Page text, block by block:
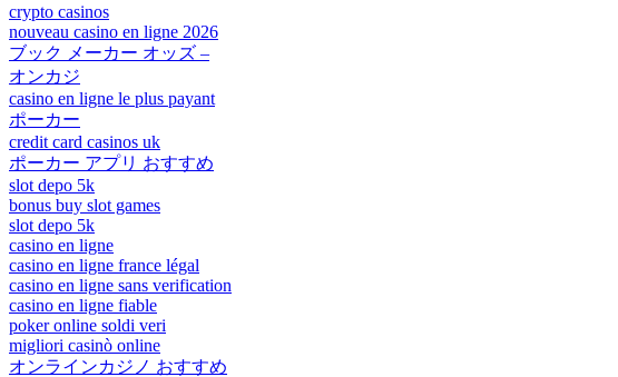
crypto casinos
nouveau casino en ligne 2026
ブック メーカー オッズ –
オンカジ
casino en ligne le plus payant
ポーカー
credit card casinos uk
ポーカー アプリ おすすめ
slot depo 5k
bonus buy slot games
slot depo 5k
casino en ligne
casino en ligne france légal
casino en ligne sans verification
casino en ligne fiable
poker online soldi veri
migliori casinò online
オンラインカジノ おすすめ